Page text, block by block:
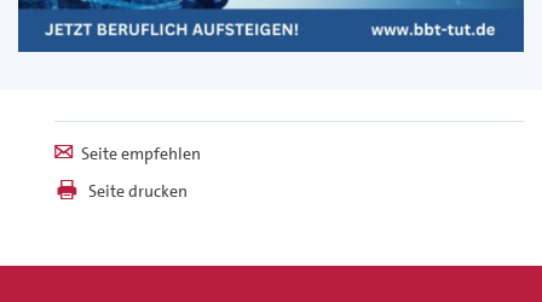
Seite empfehlen
Seite drucken